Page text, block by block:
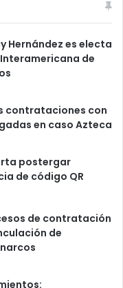
Hernández es electa
de
contrataciones con
en caso Azteca
postergar
de código QR
de contratación
de